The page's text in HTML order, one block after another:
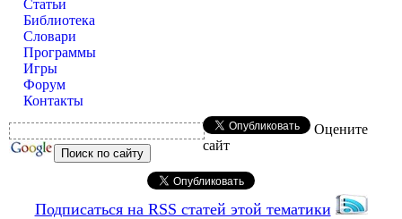
Статьи
Библиотека
Словари
Программы
Игры
Форум
Контакты
Оцените
сайт
Подписаться на RSS статей этой тематики